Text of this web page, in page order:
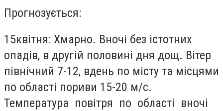
Прогнозується:
15квітня: Хмарно. Вночі без істотних
опадів, в другій половині дня дощ. Вітер
північний 7-12, вдень по місту та місцями
по області пориви 15-20 м/с.
Температура повітря по області вночі